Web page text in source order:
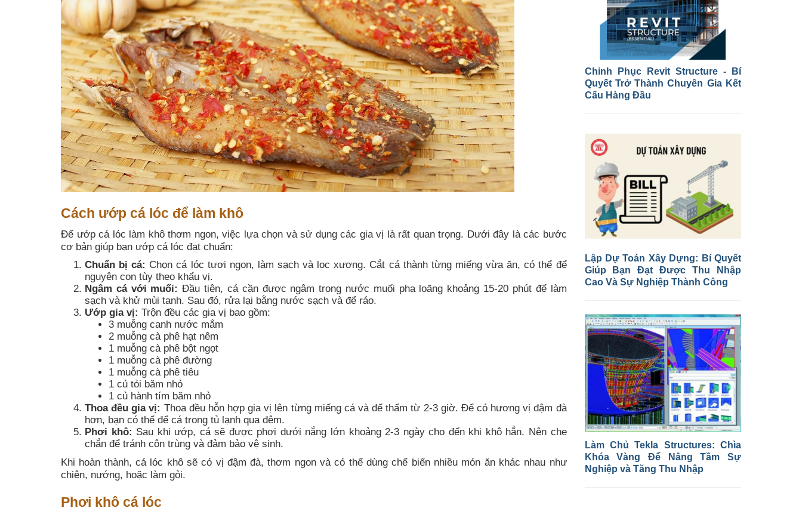
Cách ướp cá lóc để làm khô
Để ướp cá lóc làm khô thơm ngon, việc lựa chọn và sử dụng các gia vị là rất quan trọng. Dưới đây là các bước
cơ bản giúp bạn ướp cá lóc đạt chuẩn:
Chuẩn bị cá: Chọn cá lóc tươi ngon, làm sạch và lọc xương. Cắt cá thành từng miếng vừa ăn, có thể để
nguyên con tùy theo khẩu vị.
Ngâm cá với muối: Đầu tiên, cá cần được ngâm trong nước muối pha loãng khoảng 15-20 phút để làm
sạch và khử mùi tanh. Sau đó, rửa lại bằng nước sạch và để ráo.
Ướp gia vị: Trộn đều các gia vị bao gồm:
3 muỗng canh nước mắm
2 muỗng cà phê hạt nêm
1 muỗng cà phê bột ngọt
1 muỗng cà phê đường
1 muỗng cà phê tiêu
1 củ tỏi băm nhỏ
1 củ hành tím băm nhỏ
Thoa đều gia vị: Thoa đều hỗn hợp gia vị lên từng miếng cá và để thấm từ 2-3 giờ. Để có hương vị đậm đà
hơn, bạn có thể để cá trong tủ lạnh qua đêm.
Phơi khô: Sau khi ướp, cá sẽ được phơi dưới nắng lớn khoảng 2-3 ngày cho đến khi khô hẳn. Nên che
chắn để tránh côn trùng và đảm bảo vệ sinh.
Khi hoàn thành, cá lóc khô sẽ có vị đậm đà, thơm ngon và có thể dùng chế biến nhiều món ăn khác nhau như
chiên, nướng, hoặc làm gỏi.
Phơi khô cá lóc
Chinh Phục Revit Structure - Bí
Quyết Trở Thành Chuyên Gia Kết
Cấu Hàng Đầu
Lập Dự Toán Xây Dựng: Bí Quyết
Giúp Bạn Đạt Được Thu Nhập
Cao Và Sự Nghiệp Thành Công
Làm Chủ Tekla Structures: Chìa
Khóa Vàng Để Nâng Tầm Sự
Nghiệp và Tăng Thu Nhập